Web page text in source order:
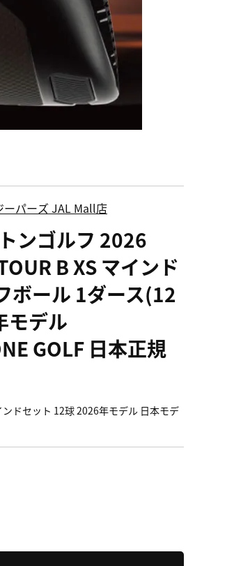
ーパーズ JAL Mall店
ンゴルフ 2026
B XS マインド
ボール 1ダース(12
モデル
GOLF 日本正規
ドセット 12球 2026年モデル 日本モデ